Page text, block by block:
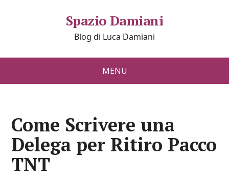
Spazio Damiani
Blog di Luca Damiani
MENU
Come Scrivere una
Delega per Ritiro Pacco
TNT